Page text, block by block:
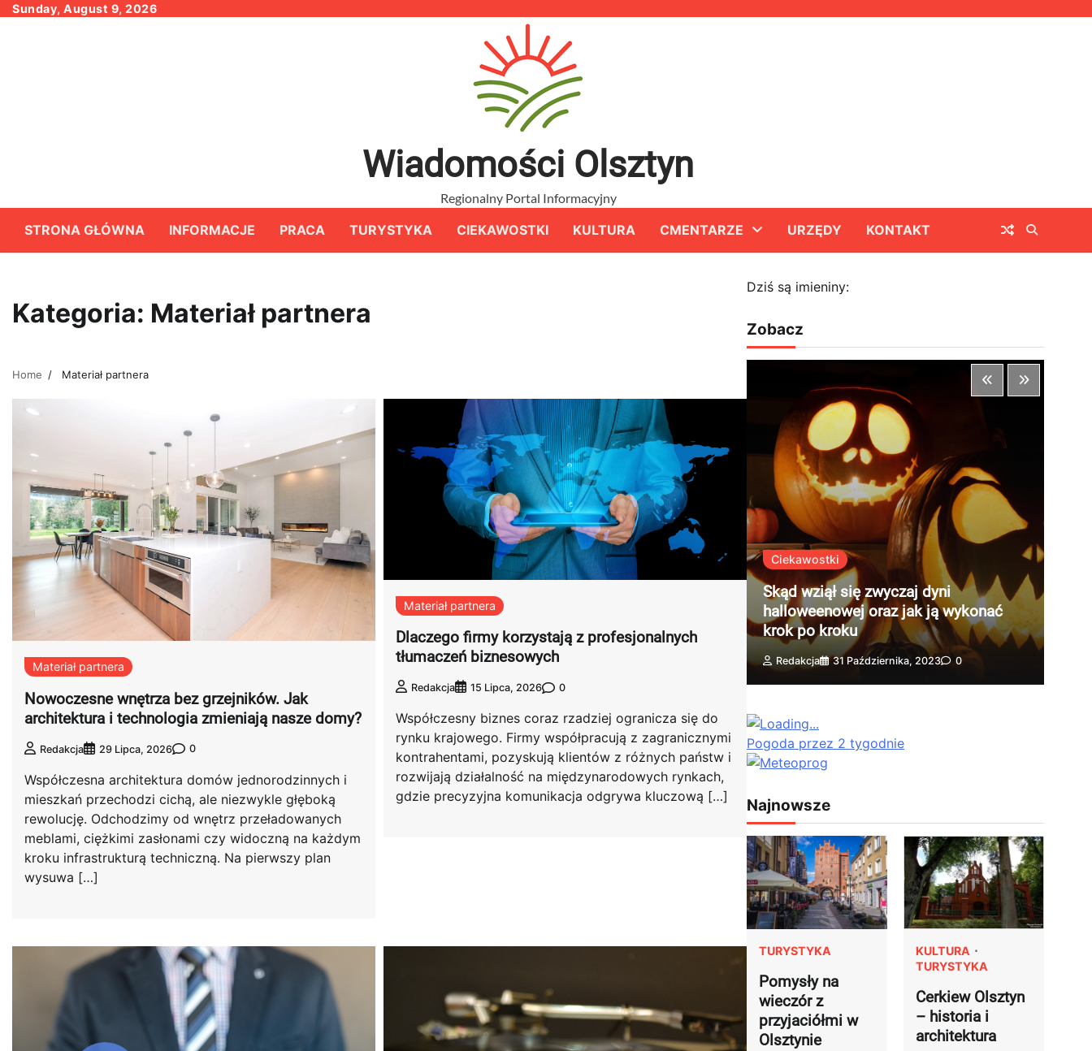
SkipSunday, August 9, 2026
Wiadomości Olsztyn
Regionalny Portal Informacyjny
STRONA GŁÓWNA INFORMACJE PRACA TURYSTYKA CIEKAWOSTKI KULTURA CMENTARZE URZĘDY KONTAKT
Kategoria: Materiał partnera
Home Materiał partnera
Materiał partnera
Nowoczesne wnętrza bez grzejników. Jak
architektura i technologia zmieniają nasze domy?
Redakcja 29 Lipca, 2026 0
Współczesna architektura domów jednorodzinnych i
mieszkań przechodzi cichą, ale niezwykle głęboką
rewolucję. Odchodzimy od wnętrz przeładowanych
meblami, ciężkimi zasłonami czy widoczną na każdym
kroku infrastrukturą techniczną. Na pierwszy plan
wysuwa […]
Materiał partnera
Dlaczego firmy korzystają z profesjonalnych
tłumaczeń biznesowych
Redakcja 15 Lipca, 2026 0
Współczesny biznes coraz rzadziej ogranicza się do
rynku krajowego. Firmy współpracują z zagranicznymi
kontrahentami, pozyskują klientów z różnych państw i
rozwijają działalność na międzynarodowych rynkach,
gdzie precyzyjna komunikacja odgrywa kluczową […]
Dziś są imieniny:
Zobacz
Ciekawostki
Historia Halloween: Skąd wzięła się ta
tradycja?
Redakcja 28 Października, 2023
Ciekawostki
Skąd wziął się zwyczaj dyni
halloweenowej oraz jak ją wykonać
krok po kroku
Redakcja 31 Października, 2023 0
Pogoda przez 2 tygodnie
Najnowsze
TURYSTYKA
Pomysły na
wieczór z
przyjaciółmi w
Olsztynie
KULTURA
TURYSTYKA
Cerkiew Olsztyn
– historia i
architektura